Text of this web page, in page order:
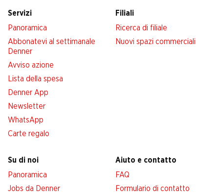
Servizi
Panoramica
Abbonatevi al settimanale
Denner
Avviso azione
Lista della spesa
Denner App
Newsletter
WhatsApp
Carte regalo
Filiali
Ricerca di filiale
Nuovi spazi commerciali
Su di noi
Panoramica
Jobs da Denner
Aiuto e contatto
FAQ
Formulario di contatto